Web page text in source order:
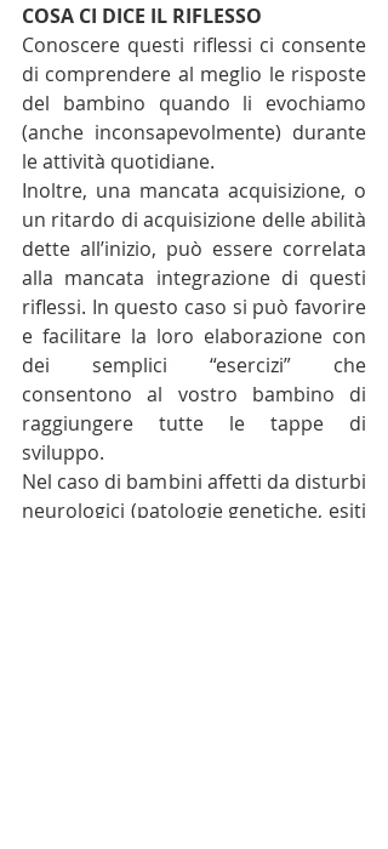
COSA CI DICE IL RIFLESSO
Conoscere questi riflessi ci consente
di comprendere al meglio le risposte
del bambino quando li evochiamo
(anche inconsapevolmente) durante
le attività quotidiane.
Inoltre, una mancata acquisizione, o
un ritardo di acquisizione delle abilità
dette all’inizio, può essere correlata
alla mancata integrazione di questi
riflessi. In questo caso si può favorire
e facilitare la loro elaborazione con
dei semplici “esercizi” che
consentono al vostro bambino di
raggiungere tutte le tappe di
sviluppo.
Nel caso di bambini affetti da disturbi
neurologici (patologie genetiche, esiti